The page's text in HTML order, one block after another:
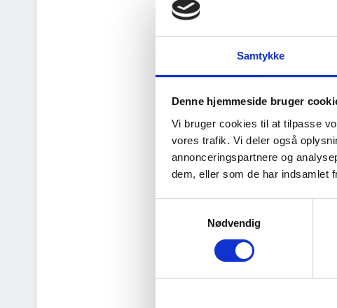
Samtykke
Denne hjemmeside bruger
Vi bruger cookies til at tilpasse
vores trafik. Vi deler også
annonceringspartnere og
dem, eller som de har indsamlet
Nødvendig
dashboard